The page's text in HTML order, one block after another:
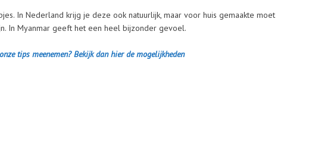
In Nederland krijg je deze ook natuurlijk, maar voor huis gemaakte moet
In Myanmar geeft het een heel bijzonder gevoel.
tips meenemen? Bekijk dan hier de mogelijkheden